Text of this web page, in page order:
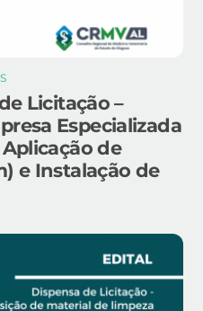
Licitação –
Especializada
de
e Instalação de